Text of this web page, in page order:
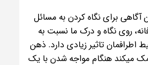
آگاهی برای نگاه کردن به مسائل
روی نگاه و درک ما نسبت به
اطرافمان تاثیر زیادی دارد. ذهن
میکند هنگام مواجه شدن با یک